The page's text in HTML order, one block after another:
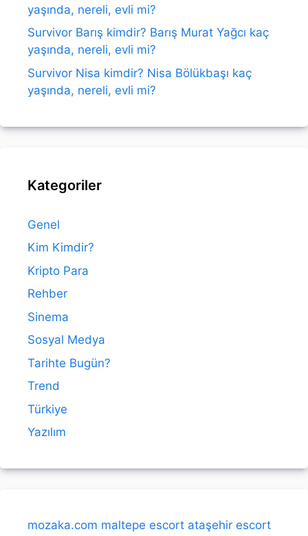
yaşında, nereli, evli mi?
Survivor Barış kimdir? Barış Murat Yağcı kaç
yaşında, nereli, evli mi?
Survivor Nisa kimdir? Nisa Bölükbaşı kaç
yaşında, nereli, evli mi?
Kategoriler
Genel
Kim Kimdir?
Kripto Para
Rehber
Sinema
Sosyal Medya
Tarihte Bugün?
Trend
Türkiye
Yazılım
mozaka.com maltepe escort ataşehir escort